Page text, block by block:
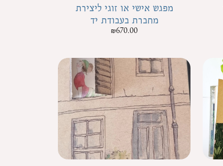
מפגש אישי או זוגי ליצירת
מחברת בעבודת יד
₪670.00